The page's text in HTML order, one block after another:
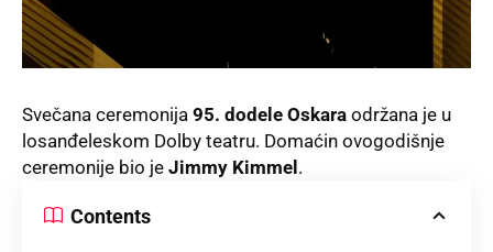
Svečana ceremonija 95. dodele Oskara održana je u
losanđeleskom Dolby teatru. Domaćin ovogodišnje
ceremonije bio je Jimmy Kimmel.
Contents